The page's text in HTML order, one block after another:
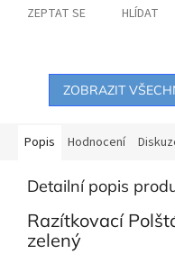
ZEPTAT SE HLÍDAT
ZOBRAZIT
Popis Hodnocení
Detailní popis
Razítkovací
zelený